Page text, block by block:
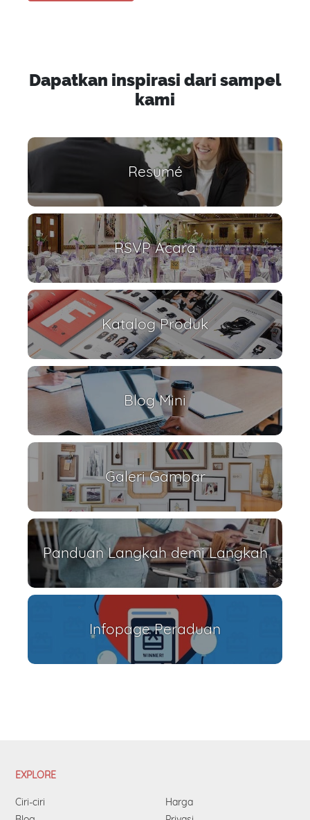
Dapatkan inspirasi dari sampel
kami
Resumé
RSVP Acara
Katalog Produk
Blog Mini
Galeri Gambar
Panduan Langkah demi Langkah
Infopage Peraduan
EXPLORE
Ciri-ciri
Harga